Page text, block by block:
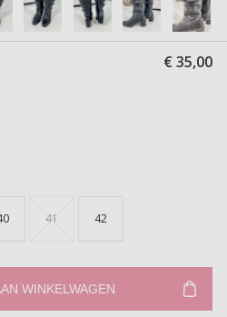
€ 35,00
41 42
WINKELWAGEN